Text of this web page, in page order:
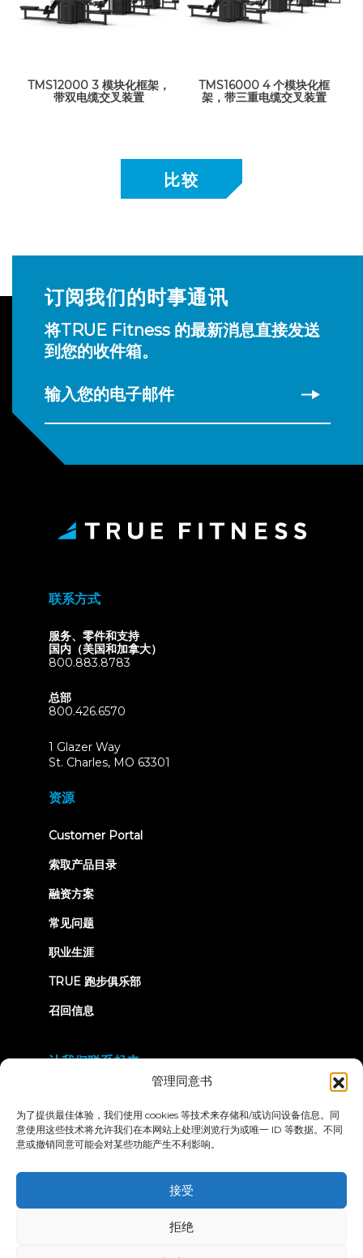
管理同意书
为了提供最佳体验，我们使用 cookies 等技术来存储和/或访问设备信息。同
意使用这些技术将允许我们在本网站上处理浏览行为或唯一 ID 等数据。不同
意或撤销同意可能会对某些功能产生不利影响。
接受
拒绝
TMS12000 3 模块化框架，
带双电缆交叉装置
TMS16000 4 个模块化框
架，带三重电缆交叉装置
订阅我们的时事通讯
将TRUE Fitness 的最新消息直接发送
到您的收件箱。
输入您的电子邮件
联系方式
服务、零件和支持
国内（美国和加拿大）
800.883.8783
总部
800.426.6570
1 Glazer Way
St. Charles, MO 63301
资源
Customer Portal(opens
索取产品目录
融资方案
常见问题
职业生涯
TRUE 跑步俱乐部
召回信息
让我们联系起来
© 2026 True Fitness. All Rights Reserved
隐私政策
条款和条件
无障碍声明